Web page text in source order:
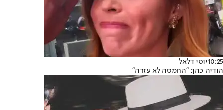
10:25יוסי דלאל
הודיה כהן: "החמסה לא עזרה"